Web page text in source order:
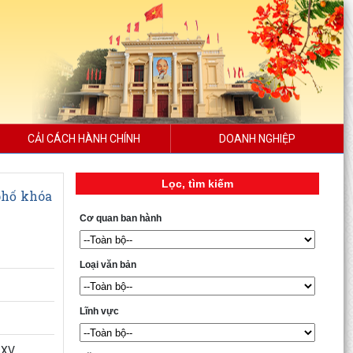
CẢI CÁCH HÀNH CHÍNH DOANH NGHIỆP
khóa
Lọc, tìm kiếm
Cơ quan ban hành
Loại văn bản
Lĩnh vực